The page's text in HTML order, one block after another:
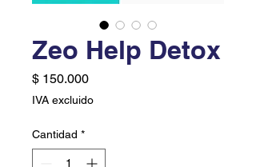
Zeo Help Detox
$ 150.000Precio
IVA excluido
Cantidad *